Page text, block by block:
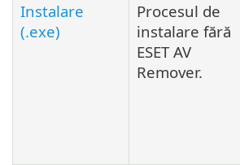
Instalare
(.exe)
Procesul de
instalare fără
ESET AV
Remover.